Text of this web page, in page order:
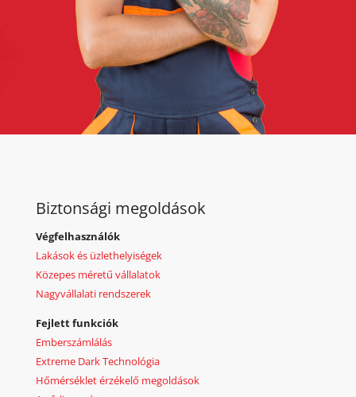
Biztonsági megoldások
Végfelhasználók
Lakások és üzlethelyiségek
Közepes méretű vállalatok
Nagyvállalati rendszerek
Fejlett funkciók
Emberszámlálás
Extreme Dark Technológia
Hőmérséklet érzékelő megoldások